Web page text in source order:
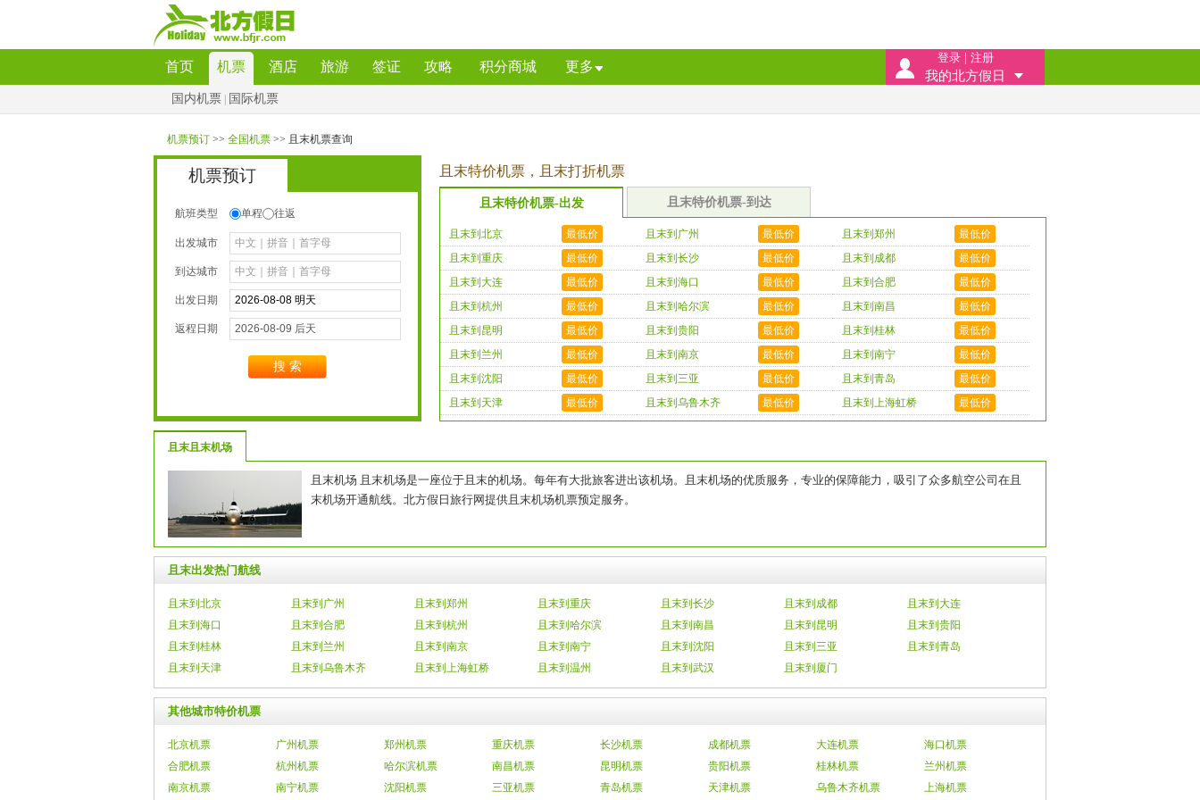
首页 机票 酒店 旅游 签证 攻略 积分商城 更多
登录| 注册
我的北方假日
国内机票 国际机票
机票预订 >> 全国机票 >>且末机票查询
机票预订
航班类型 单程 往返
出发城市
到达城市
出发日期
返程日期
搜索
且末特价机票，且末打折机票
且末特价机票-出发 且末特价机票-到达
且末到北京 最低价 且末到广州 最低价 且末到郑州
最低价
且末到重庆
最低价 且末到长沙 最低价 且末到成都
最低价
且末到大连
最低价 且末到海口 最低价 且末到合肥
最低价
且末到杭州
最低价 且末到哈尔滨 最低价 且末到南昌
最低价
且末到昆明
最低价 且末到贵阳 最低价 且末到桂林
最低价
且末到兰州
最低价 且末到南京 最低价 且末到南宁
最低价
且末到沈阳
最低价 且末到三亚 最低价 且末到青岛
最低价
且末到天津
最低价 且末到乌鲁木齐 最低价 且末到上海虹桥 最低价
且末且末机场
且末机场且末机场是一座位于且末的机场。每年有大批旅客进出该机场。且末机场的优质服务，专业的保障能力，吸引了众多航空公司在且
末机场开通航线。北方假日旅行网提供且末机场机票预定服务。
且末出发热门航线
且末到北京 且末到广州 且末到郑州 且末到重庆 且末到长沙 且末到成都
且末到大连
且末到海口
且末到合肥 且末到杭州 且末到哈尔滨 且末到南昌 且末到昆明
且末到贵阳
且末到桂林
且末到兰州 且末到南京 且末到南宁 且末到沈阳 且末到三亚
且末到青岛
且末到天津
且末到乌鲁木齐 且末到上海虹桥 且末到温州 且末到武汉 且末到厦门
其他城市特价机票
北京机票 广州机票 郑州机票 重庆机票 长沙机票 成都机票 大连机票
海口机票
合肥机票
杭州机票 哈尔滨机票 南昌机票 昆明机票 贵阳机票 桂林机票
兰州机票
南京机票
南宁机票 沈阳机票 三亚机票 青岛机票 天津机票 乌鲁木齐机票 上海机票